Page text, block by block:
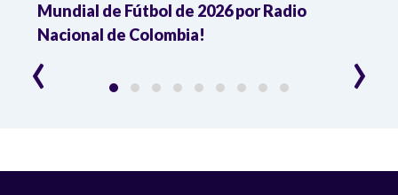
Mundial de Fútbol de 2026 por Radio
Nacional de Colombia!
‹ ›